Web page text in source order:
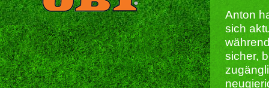
Anton
sich
sicher,